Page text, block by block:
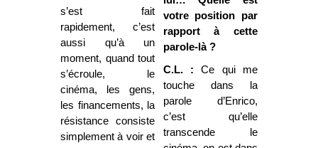
s’est fait
rapidement, c’est
aussi qu’à un
moment, quand tout
s’écroule, le
cinéma, les gens,
les financements, la
résistance consiste
simplement à voir et
votre position par
rapport à cette
parole-là ?
C.L. : Ce qui me
touche dans la
parole d’Enrico,
c’est qu’elle
transcende le